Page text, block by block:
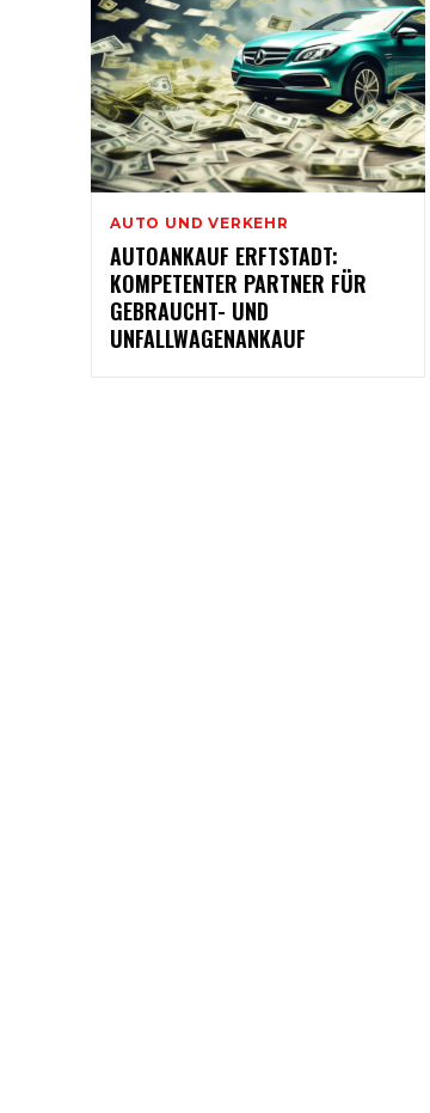
AUTO UND VERKEHR
AUTOANKAUF ERFTSTADT:
KOMPETENTER PARTNER FÜR
GEBRAUCHT- UND
UNFALLWAGENANKAUF